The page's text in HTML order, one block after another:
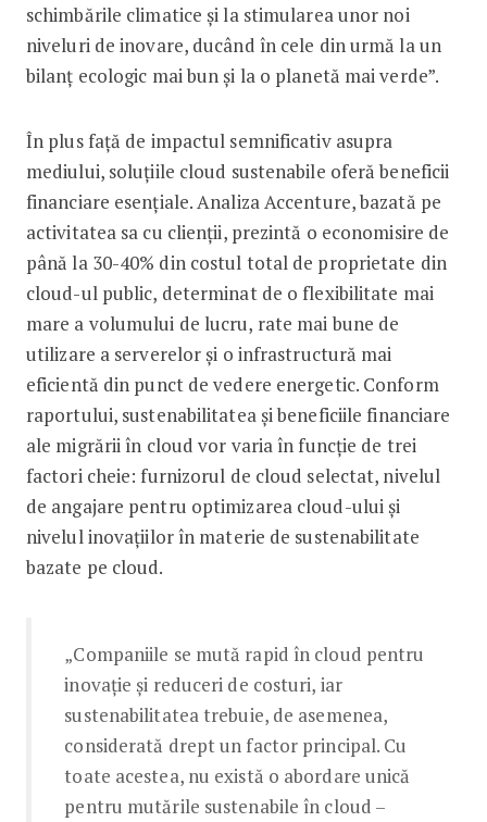
schimbările climatice și la stimularea unor noi
niveluri de inovare, ducând în cele din urmă la un
bilanț ecologic mai bun și la o planetă mai verde”.
În plus față de impactul semnificativ asupra
mediului, soluțiile cloud sustenabile oferă beneficii
financiare esențiale. Analiza Accenture, bazată pe
activitatea sa cu clienții, prezintă o economisire de
până la 30-40% din costul total de proprietate din
cloud-ul public, determinat de o flexibilitate mai
mare a volumului de lucru, rate mai bune de
utilizare a serverelor și o infrastructură mai
eficientă din punct de vedere energetic. Conform
raportului, sustenabilitatea și beneficiile financiare
ale migrării în cloud vor varia în funcție de trei
factori cheie: furnizorul de cloud selectat, nivelul
de angajare pentru optimizarea cloud-ului și
nivelul inovațiilor în materie de sustenabilitate
bazate pe cloud.
„Companiile se mută rapid în cloud pentru
inovație și reduceri de costuri, iar
sustenabilitatea trebuie, de asemenea,
considerată drept un factor principal. Cu
toate acestea, nu există o abordare unică
pentru mutările sustenabile în cloud –